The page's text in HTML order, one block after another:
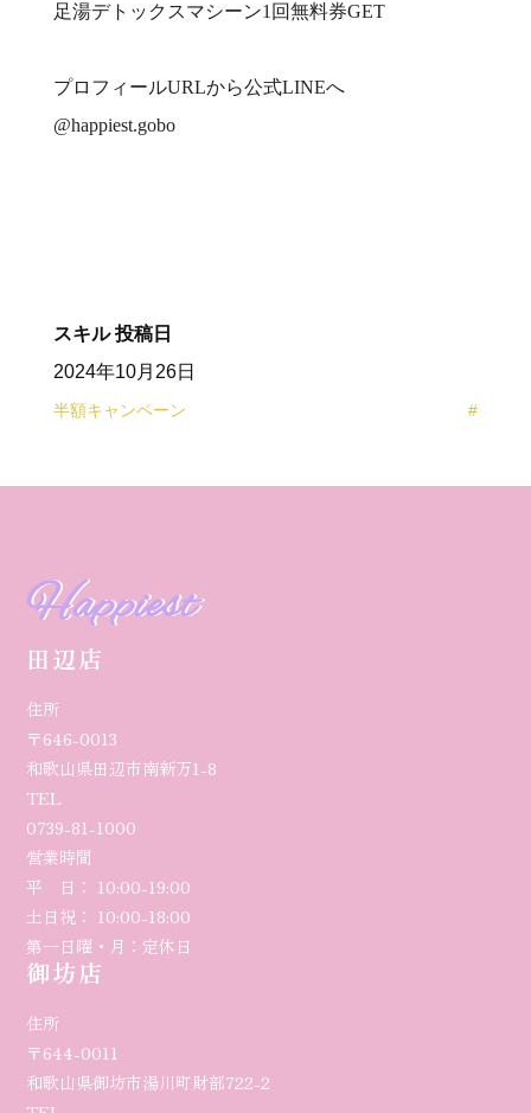
足湯デトックスマシーン1回無料券GET
プロフィールURLから公式LINEへ
@happiest.gobo
スキル 投稿日
2024年10月26日
半額キャンペーン #
Happiest
田辺店
住所
〒646-0013
和歌山県田辺市南新万1-8
TEL
0739-81-1000
営業時間
平 日： 10:00-19:00
土日祝： 10:00-18:00
第一日曜・月：定休日
御坊店
住所
〒644-0011
和歌山県御坊市湯川町財部722-2